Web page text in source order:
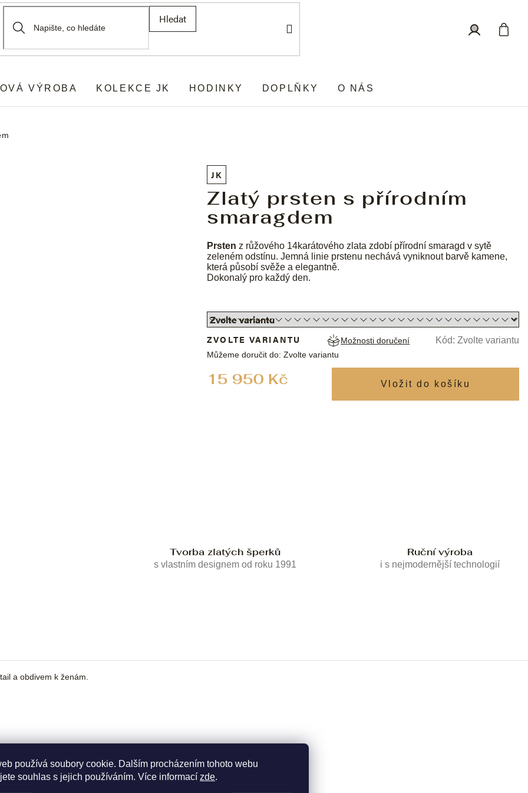
používá soubory cookie. Dalším procházením tohoto webu
souhlas s jejich používáním. Více informací zde.
Hledat
VÝROBA KOLEKCE JK HODINKY DOPLŇKY O NÁS
JK
Zlatý prsten s přírodním
smaragdem
Prsten z růžového 14karátového zlata zdobí přírodní smaragd v sytě
zeleném odstínu. Jemná linie prstenu nechává vyniknout barvě kamene,
která působí svěže a elegantně.
Dokonalý pro každý den.
15 950 Kč
ZVOLTE VARIANTU
Můžeme doručit do: Zvolte variantu
Možnosti doručení Kód: Zvolte variantu
Tvorba zlatých šperků
s vlastním designem od roku 1991
Ruční výroba
i s nejmodernější technologií
a obdivem k ženám.